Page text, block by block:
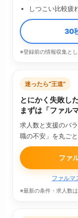
しつこい比較疲
30
※登録前の情報収集と
迷ったら“王道”
とにかく失敗し
まずは「ファル
求人数と支援のバ
職の不安」を丸ごと
ファ
ファルマ
※最新の条件・求人数